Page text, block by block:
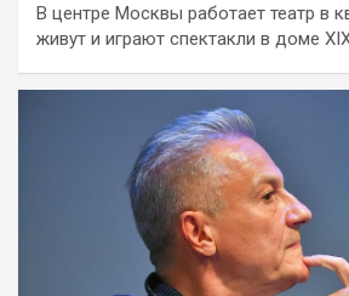
В центре Москвы работает театр в
живут и играют спектакли в доме